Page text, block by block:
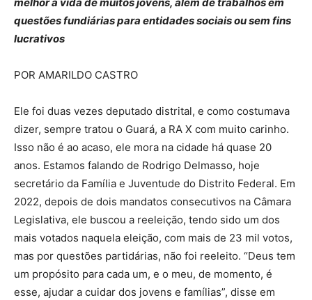
questões fundiárias para entidades sociais ou sem fins
lucrativos
POR AMARILDO CASTRO
Ele foi duas vezes deputado distrital, e como costumava
dizer, sempre tratou o Guará, a RA X com muito carinho.
Isso não é ao acaso, ele mora na cidade há quase 20
anos. Estamos falando de Rodrigo Delmasso, hoje
secretário da Família e Juventude do Distrito Federal. Em
2022, depois de dois mandatos consecutivos na Câmara
Legislativa, ele buscou a reeleição, tendo sido um dos
mais votados naquela eleição, com mais de 23 mil votos,
mas por questões partidárias, não foi reeleito. “Deus tem
um propósito para cada um, e o meu, de momento, é
esse, ajudar a cuidar dos jovens e famílias”, disse em